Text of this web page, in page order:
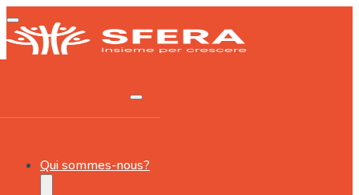
Qui sommes-nous?